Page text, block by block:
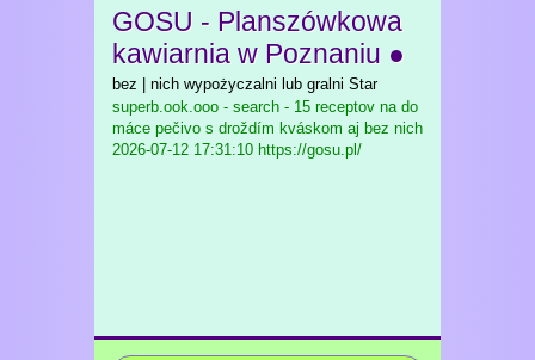
GOSU - Planszówkowa
kawiarnia w Poznaniu ●
bez | nich wypożyczalni lub gralni Star
superb.ook.ooo - search - 15 receptov na do
máce pečivo s droždím kváskom aj bez nich
2026-07-12 17:31:10 https://gosu.pl/